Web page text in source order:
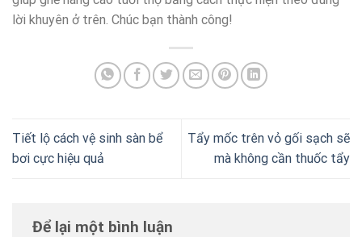
lời khuyên ở trên. Chúc bạn thành công!
Tiết lộ cách vệ sinh sàn bể
bơi cực hiệu quả
Tẩy mốc trên vỏ gối sạch sẽ
mà không cần thuốc tẩy
Để lại một bình luận